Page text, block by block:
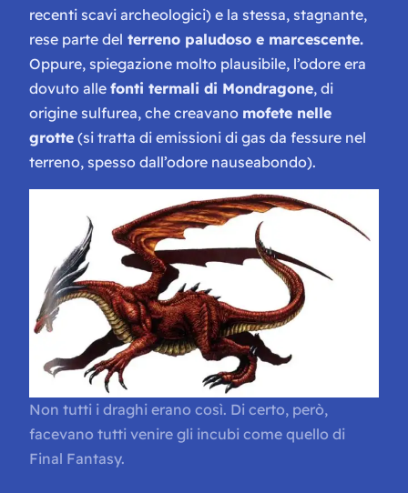
recenti scavi archeologici) e la stessa, stagnante,
rese parte del terreno paludoso e marcescente.
Oppure, spiegazione molto plausibile, l’odore era
dovuto alle fonti termali di Mondragone, di
origine sulfurea, che creavano mofete nelle
grotte (si tratta di emissioni di gas da fessure nel
terreno, spesso dall’odore nauseabondo).
Non tutti i draghi erano così. Di certo, però,
facevano tutti venire gli incubi come quello di
Final Fantasy.